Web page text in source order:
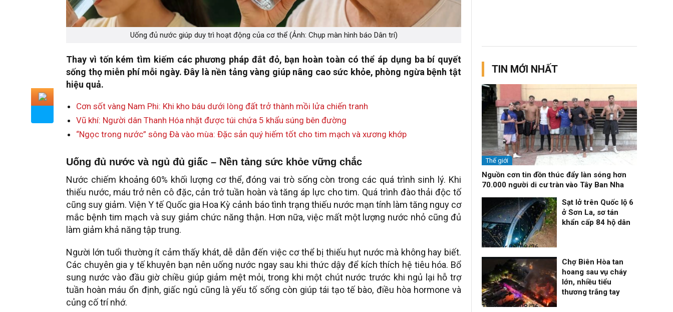
Uống đủ nước giúp duy trì hoạt động của cơ thể (Ảnh: Chụp màn hình báo Dân trí)
Thay vì tốn kém tìm kiếm các phương pháp đắt đỏ, bạn hoàn toàn có thể áp dụng ba bí quyết
sống thọ miễn phí mỗi ngày. Đây là nền tảng vàng giúp nâng cao sức khỏe, phòng ngừa bệnh tật
hiệu quả.
Cơn sốt vàng Nam Phi: Khi kho báu dưới lòng đất trở thành mồi lửa chiến tranh
Vũ khí: Người dân Thanh Hóa nhặt được túi chứa 5 khẩu súng bên đường
“Ngọc trong nước” sông Đà vào mùa: Đặc sản quý hiếm tốt cho tim mạch và xương khớp
Uống đủ nước và ngủ đủ giấc – Nền tảng sức khỏe vững chắc
Nước chiếm khoảng 60% khối lượng cơ thể, đóng vai trò sống còn trong các quá trình sinh lý. Khi
thiếu nước, máu trở nên cô đặc, cản trở tuần hoàn và tăng áp lực cho tim. Quá trình đào thải độc tố
cũng suy giảm. Viện Y tế Quốc gia Hoa Kỳ cảnh báo tình trạng thiếu nước mạn tính làm tăng nguy cơ
mắc bệnh tim mạch và suy giảm chức năng thận. Hơn nữa, việc mất một lượng nước nhỏ cũng đủ
làm giảm khả năng tập trung.
Người lớn tuổi thường ít cảm thấy khát, dễ dẫn đến việc cơ thể bị thiếu hụt nước mà không hay biết.
Các chuyên gia y tế khuyên bạn nên uống nước ngay sau khi thức dậy để kích thích hệ tiêu hóa. Bổ
sung nước vào đầu giờ chiều giúp giảm mệt mỏi, trong khi một chút nước trước khi ngủ lại hỗ trợ
tuần hoàn máu ổn định, giấc ngủ cũng là yếu tố sống còn giúp tái tạo tế bào, điều hòa hormone và
củng cố trí nhớ.
TIN MỚI NHẤT
Thế giới
Nguồn cơn tin đồn thúc đẩy làn sóng hơn
70.000 người di cư tràn vào Tây Ban Nha
Thời sự
06/08/26, 12:33
Sạt lở trên Quốc lộ 6
ở Sơn La, sơ tán
khẩn cấp 84 hộ dân
Thời sự
06/08/26, 12:30
Chợ Biên Hòa tan
hoang sau vụ cháy
lớn, nhiều tiểu
thương trắng tay